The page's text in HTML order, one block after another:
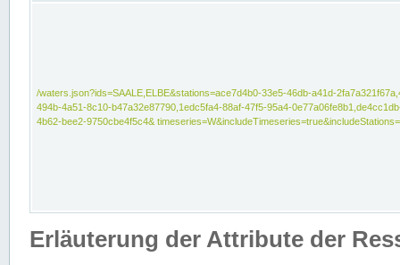
/waters.json?ids=SAALE,ELBE&stations=ace7d4b0-33e5-46db-a41d-
494b-4a51-8c10-b47a32e87790,1edc5fa4-88af-47f5-95a4-
4b62-bee2-9750cbe4f5c4&
Erläuterung der Attribute der